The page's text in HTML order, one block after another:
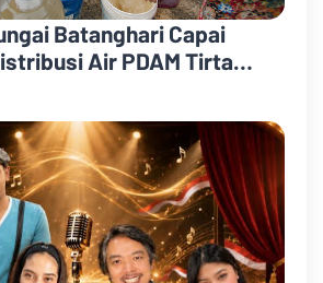
Batanghari Capai
Air PDAM Tirta
Wilayah Terganggu